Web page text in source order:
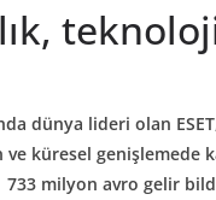
dünya lideri olan
ve küresel genişlemede
733 milyon avro gelir